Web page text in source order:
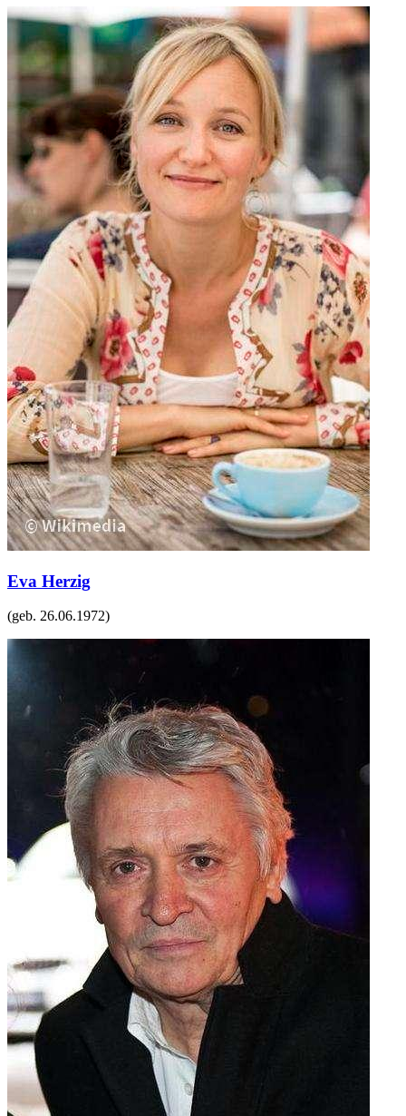
Eva Herzig
(geb. 26.06.1972)